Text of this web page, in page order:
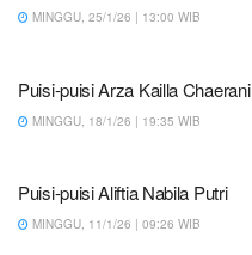
MINGGU, 25/1/26 | 13:00 WIB
Puisi-puisi Arza Kailla Chaerani
MINGGU, 18/1/26 | 19:35 WIB
Puisi-puisi Aliftia Nabila Putri
MINGGU, 11/1/26 | 09:26 WIB